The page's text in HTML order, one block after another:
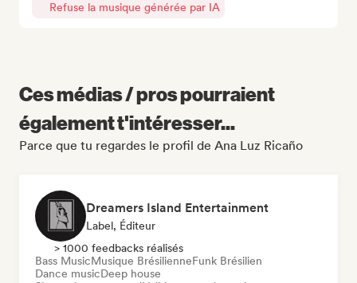
Refuse la musique générée par IA
Ces médias / pros pourraient
également t'intéresser...
Parce que tu regardes le profil de Ana Luz Ricaño
Dreamers Island Entertainment
Label, Éditeur
> 1000 feedbacks réalisés
Bass MusicMusique BrésilienneFunk Brésilien
Dance musicDeep house